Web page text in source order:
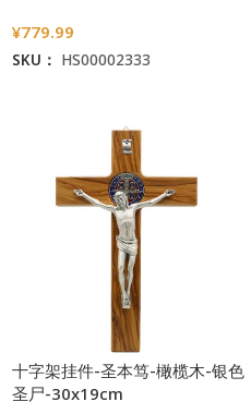
¥779.99
SKU： HS00002333
十字架挂件-圣本笃-橄榄木-银色
圣尸-30x19cm